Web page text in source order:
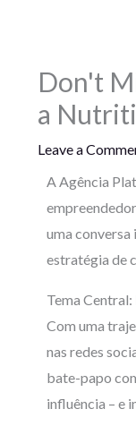
Don't
a
Leave a
A Agência
uma
estratégia de
Tema Central:
Com uma
nas redes
bate-papo
influência – e